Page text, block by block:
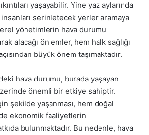
yaşayabilir. Yine yaz aylarında
insanları serinletecek yerler aramaya
yönetimlerin hava durumu
alacağı önlemler, hem halk sağlığı
büyük önem taşımaktadır.
hava durumu, burada yaşayan
önemli bir etkiye sahiptir.
şekilde yaşanması, hem doğal
ekonomik faaliyetlerin
bulunmaktadır. Bu nedenle, hava